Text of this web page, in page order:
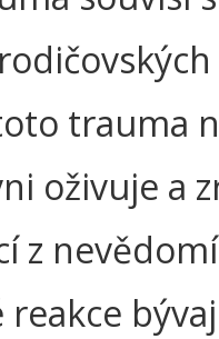
trauma
oživuje a
z